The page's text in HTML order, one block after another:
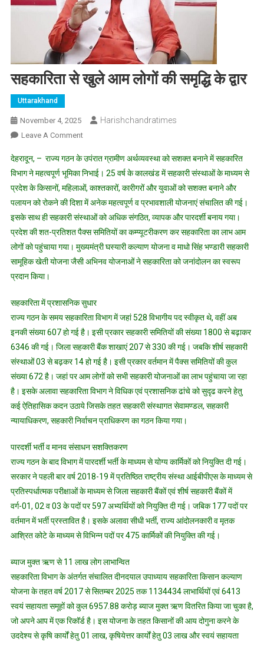
सहकारिता से खुले आम लोगों की समृद्धि के द्वार
Uttarakhand
November 4, 2025 Harishchandratimes
Leave A CommentOn
से
खुले
आम
लोगों
की
समृद्धि
के
द्वार
देहरादून, – राज्य गठन के उपंरात ग्रामीण अर्थव्यवस्था को सशक्त बनाने में सहकारित
विभाग ने महत्वपूर्ण भूमिका निभाई। 25 वर्ष के कालखंड में सहकारी संस्थाओं के माध्यम से
प्रदेश के किसानों, महिलाओं, काश्तकारों, कारीगरों और युवाओं को सशक्त बनाने और
पलायन को रोकने की दिशा में अनेक महत्वपूर्ण व प्रभावशाली योजनाएं संचालित की गई।
इसके साथ ही सहकारी संस्थाओं को अधिक संगठित, व्यापक और पारदर्शी बनाय गया।
प्रदेश की शत-प्रतिशत पैक्स समितियों का कम्प्यूटरीकरण कर सहकारिता का लाभ आम
लोगों को पहुंचाया गया। मुख्यमंत्री घस्यारी कल्याण योजना व माधो सिंह भण्डारी सहकारी
सामूहिक खेती योजना जैसी अभिनव योजनाओं ने सहकारिता को जनांदोलन का स्वरूप
प्रदान किया।
सहकारिता में प्रशासनिक सुधार
राज्य गठन के समय सहकारिता विभाग में जहां 528 विभागीय पद स्वीकृत थे, वहीं अब
इनकी संख्या 607 हो गई है। इसी प्रकार सहकारी समितियों की संख्या 1800 से बढ़ाकर
6346 की गई। जिला सहकारी बैंक शाखाएं 207 से 330 की गई। जबकि शीर्ष सहकारी
संस्थाओं 03 से बढ़कर 14 हो गई है। इसी प्रकार वर्तमान में पैक्स समितियों की कुल
संख्या 672 है। जहां पर आम लोगों को सभी सहकारी योजनाओं का लाभ पहुंचाया जा रहा
है। इसके अलावा सहकारिता विभाग ने विधिक एवं प्रशासनिक ढांचे को सुदृढ करने हेतु
कई ऐतिहासिक कदन उठाये जिसके तहत सहकारी संस्थागत सेवामण्डल, सहकारी
न्यायाधिकरण, सहकारी निर्वाचन प्राधिकरण का गठन किया गया।
पारदर्शी भर्ती व मानव संसाधन सशक्तिकरण
राज्य गठन के बाद विभाग में पारदर्शी भर्ती के माध्यम से योग्य कार्मिकों को नियुक्ति दी गई।
सरकार ने पहली बार वर्ष 2018-19 में प्रतिष्ठित राष्ट्रीय संस्था आईबीपीएस के माध्यम से
प्रतिस्पर्धात्मक परीक्षाओं के माध्यम से जिला सहकारी बैंकों एवं शीर्ष सहकारी बैंकों में
वर्ग-01, 02 व 03 के पदों पर 597 अभ्यर्थियों को नियुक्ति दी गई। जबिक 177 पदों पर
वर्तमान में भर्ती प्रस्तावित है। इसके अलावा सीधी भर्ती, राज्य आंदोलनकारी व मृतक
आश्रित कोटे के माध्यम से विभिन्न पदों पर 475 कार्मिकों की नियुक्ति की गई।
ब्याज मुक्त ऋण से 11 लाख लोग लाभान्वित
सहकारिता विभाग के अंतर्गत संचालित दीनदयाल उपाध्याय सहकारिता किसान कल्याण
योजना के तहत वर्ष 2017 से सितम्बर 2025 तक 1134434 लाभार्थियों एवं 6413
स्वयं सहायता समूहों को कुल 6957.88 करोड़ ब्याज मुक्त ऋण वितरित किया जा चुका है,
जो अपने आप में एक रिकॉर्ड है। इस योजना के तहत किसानों की आय दोगुना करने के
उददेश्य से कृषि कार्यों हेतु 01 लाख, कृषियेत्तर कार्यों हेतु 03 लाख और स्वयं सहायता